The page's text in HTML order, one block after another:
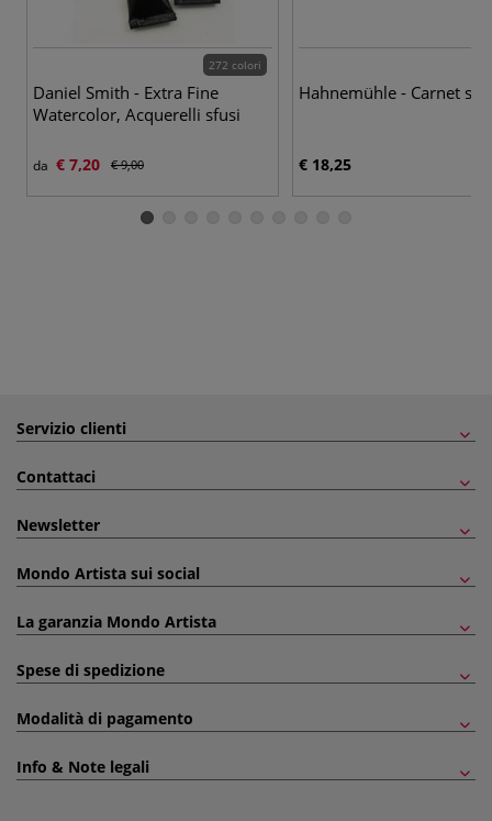
272 colori
Daniel Smith - Extra Fine
Watercolor, Acquerelli sfusi
da € 7,20 € 9,00
Hahnemühle - Carnet
€ 18,25
Servizio clienti
Contattaci
Newsletter
Mondo Artista sui social
La garanzia Mondo Artista
Spese di spedizione
Modalità di pagamento
Info & Note legali